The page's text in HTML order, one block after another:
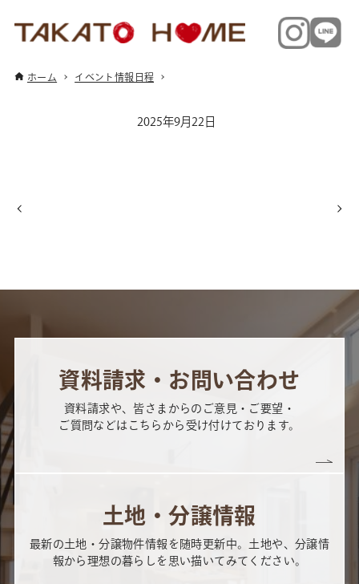
ホーム イベント情報日程
2025年9月22日
資料請求・お問い合わせ
資料請求や、皆さまからのご意見・ご要望・
ご質問などはこちらから受け付けております。
土地・分譲情報
最新の土地・分譲物件情報を随時更新中。土地や、分譲情
報から理想の暮らしを思い描いてみてください。